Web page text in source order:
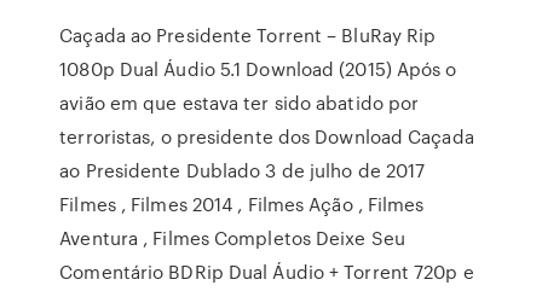
Caçada ao Presidente Torrent – BluRay Rip
1080p Dual Áudio 5.1 Download (2015) Após o
avião em que estava ter sido abatido por
terroristas, o presidente dos Download Caçada
ao Presidente Dublado 3 de julho de 2017
Filmes , Filmes 2014 , Filmes Ação , Filmes
Aventura , Filmes Completos Deixe Seu
Comentário BDRip Dual Áudio + Torrent 720p e